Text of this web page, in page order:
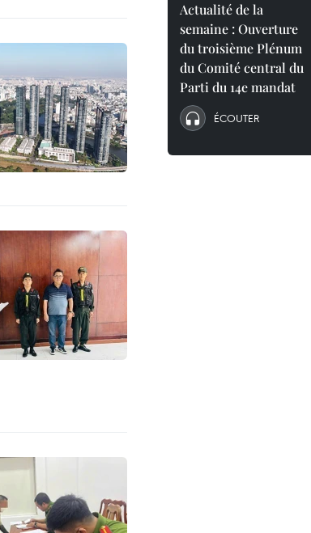
Actualité de la
semaine : Ouverture
du troisième Plénum
du Comité central du
Parti du 14e mandat
ÉCOUTER